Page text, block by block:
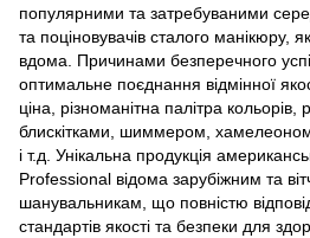
популярними та затребуваними
та поціновувачів сталого манікюру,
вдома. Причинами безперечного
оптимальне поєднання відмінної
ціна, різноманітна палітра кольорів,
блискітками, шиммером,
і т.д. Унікальна продукція
Professional відома зарубіжним та
шанувальникам, що повністю
стандартів якості та безпеки для